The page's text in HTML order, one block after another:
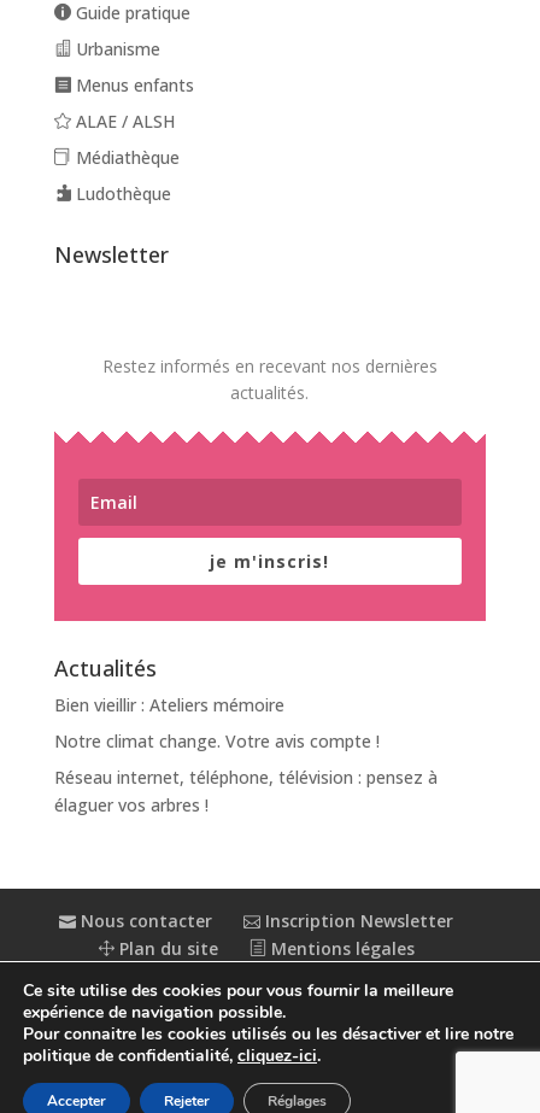
Guide pratique
Urbanisme
Menus enfants
ALAE / ALSH
Médiathèque
Ludothèque
Newsletter
Restez informés en recevant nos dernières
actualités.
je m'inscris!
Actualités
Bien vieillir : Ateliers mémoire
Notre climat change. Votre avis compte !
Réseau internet, téléphone, télévision : pensez à
élaguer vos arbres !
Nous contacter
Inscription Newsletter
Plan du site
Mentions légales
Accessibilité : partiellement conforme
© Conception Agence CosiWeb
Ce site utilise des cookies pour vous fournir la meilleure
expérience de navigation possible.
Pour connaitre les cookies utilisés ou les désactiver et lire notre
politique de confidentialité, cliquez-ici.
Accepter Rejeter Réglages